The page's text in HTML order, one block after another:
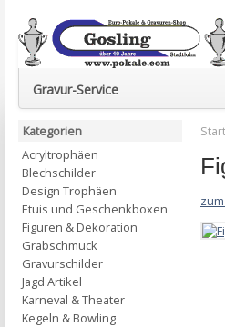
Euro-Pokale & Gravur-Shop
Gravur-Service
Kategorien
Acryltrophäen
Blechschilder
Design Trophäen
Etuis und Geschenkboxen
Figuren & Dekoration
Grabschmuck
Gravurschilder
Jagd Artikel
Karneval & Theater
Kegeln & Bowling